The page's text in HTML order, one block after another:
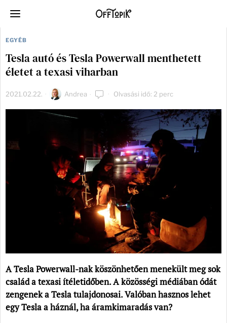
EGYÉB
Tesla autó és Tesla Powerwall menthetett
életet a texasi viharban
2021.02.22. Andrea Olvasási idő: 2 perc
A Tesla Powerwall-nak köszönhetően menekült meg sok
család a texasi ítéletidőben. A közösségi médiában ódát
zengenek a Tesla tulajdonosai. Valóban hasznos lehet
egy Tesla a háznál, ha áramkimaradás van?